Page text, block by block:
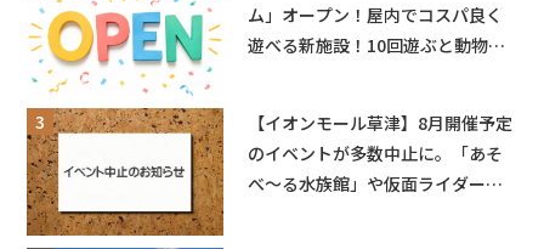
ム」オープン！屋内でコスパ良く
遊べる新施設！10回遊ぶと動物触
【イオンモール草津】8月開催予定
のイベントが多数中止に。「あそ
べ〜る水族館」や仮面ライダーシ